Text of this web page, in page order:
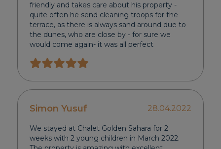
friendly and takes care about his property -
quite often he send cleaning troops for the
terrace, as there is always sand around due to
the dunes, who are close by - for sure we
would come again- it was all perfect
Simon Yusuf 28.04.2022
We stayed at Chalet Golden Sahara for 2
weeks with 2 young children in March 2022.